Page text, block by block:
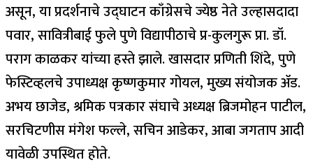
असून, या प्रदर्शनाचे उद्घाटन काँग्रेसचे ज्येष्ठ नेते उल्हासदादा
पवार, सावित्रीबाई फुले पुणे विद्यापीठाचे प्र-कुलगुरू प्रा. डॉ.
पराग काळकर यांच्या हस्ते झाले. खासदार प्रणिती शिंदे, पुणे
फेस्टिव्हलचे उपाध्यक्ष कृष्णकुमार गोयल, मुख्य संयोजक ॲड.
अभय छाजेड, श्रमिक पत्रकार संघाचे अध्यक्ष ब्रिजमोहन पाटील,
सरचिटणीस मंगेश फल्ले, सचिन आडेकर, आबा जगताप आदी
यावेळी उपस्थित होते.